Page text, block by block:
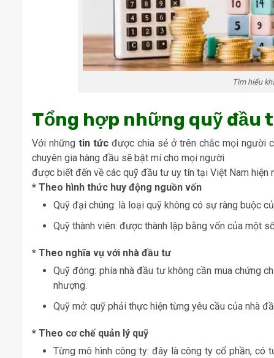
Tìm hiểu
Tổng hợp những quỹ đầu
Với nhữngtin tức được chia sẻ ở trên chắc mọi người
chuyên gia hàng đầu sẽ bật mí cho mọi người
được biết đến về các quỹ đầu tư uy tín tại Việt Nam hiện
* Theo hình thức huy động nguồn vốn
Quỹ đại chúng: là loại quỹ không có sự ràng buộc
Quỹ thành viên: được thành lập bằng vốn của một
* Theo nghĩa vụ với nhà đầu tư
Quỹ đóng: phía nhà đầu tư không cần mua chứng
nhượng.
Quỹ mở: quỹ phải thực hiện từng yêu cầu của nhà
* Theo cơ chế quản lý quỹ
Từng mô hình công ty: đây là công ty cổ phần, có